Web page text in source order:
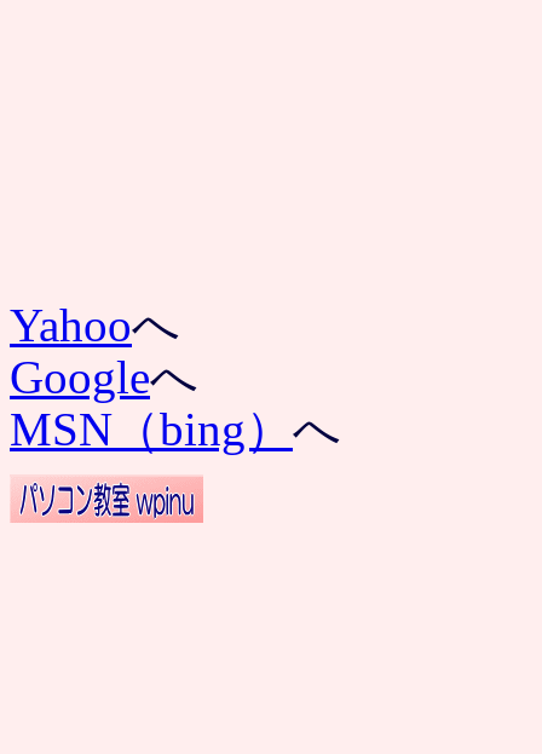
Yahooへ
Googleへ
MSN（bing） へ